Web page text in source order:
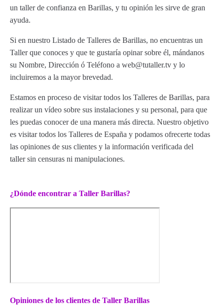
un taller de confianza en Barillas, y tu opinión les sirve de gran
ayuda.
Si en nuestro Listado de Talleres de Barillas, no encuentras un
Taller que conoces y que te gustaría opinar sobre él, mándanos
su Nombre, Dirección ó Teléfono a web@tutaller.tv y lo
incluiremos a la mayor brevedad.
Estamos en proceso de visitar todos los Talleres de Barillas, para
realizar un vídeo sobre sus instalaciones y su personal, para que
les puedas conocer de una manera más directa. Nuestro objetivo
es visitar todos los Talleres de España y podamos ofrecerte todas
las opiniones de sus clientes y la información verificada del
taller sin censuras ni manipulaciones.
¿Dónde encontrar a Taller Barillas?
Opiniones de los clientes de Taller Barillas